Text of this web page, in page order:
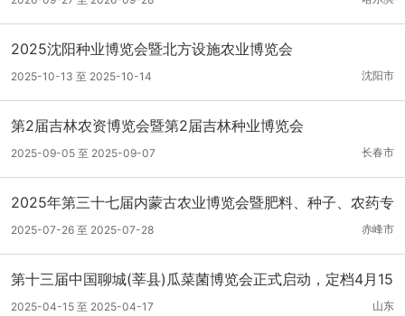
2025沈阳种业博览会暨北方设施农业博览会
沈阳市
2025-10-13 至 2025-10-14
第2届吉林农资博览会暨第2届吉林种业博览会
长春市
2025-09-05 至 2025-09-07
2025年第三十七届内蒙古农业博览会暨肥料、种子、农药专
项展示订货会
赤峰市
2025-07-26 至 2025-07-28
第十三届中国聊城(莘县)瓜菜菌博览会正式启动，定档4月15
日！
山东
2025-04-15 至 2025-04-17